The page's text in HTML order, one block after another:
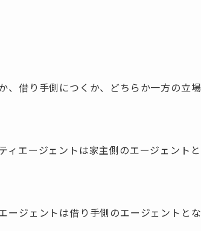
、借り手側につくか、どちらか一方の立場
ィエージェントは家主側のエージェントと
ージェントは借り手側のエージェントとな